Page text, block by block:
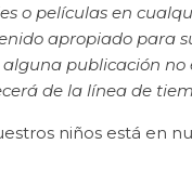
o películas en
apropiado para
publicación
de la línea de
niños está en